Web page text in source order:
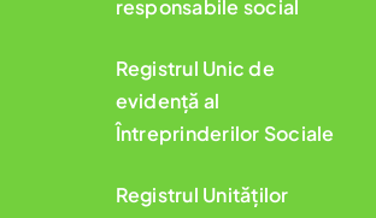
responsabile social
Registrul Unic de
evidență al
Întreprinderilor Sociale
Registrul Unităților